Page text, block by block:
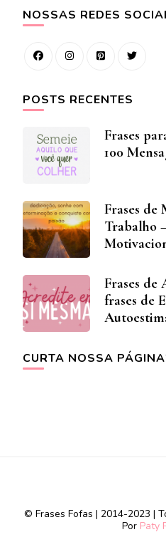
NOSSAS REDES
POSTS RECENTES
Frases
100
Frases de
Trabalho
Frases de
frases de
CURTA NOSSA
© Frases Fofas | 2014-2023 |
Por Paty